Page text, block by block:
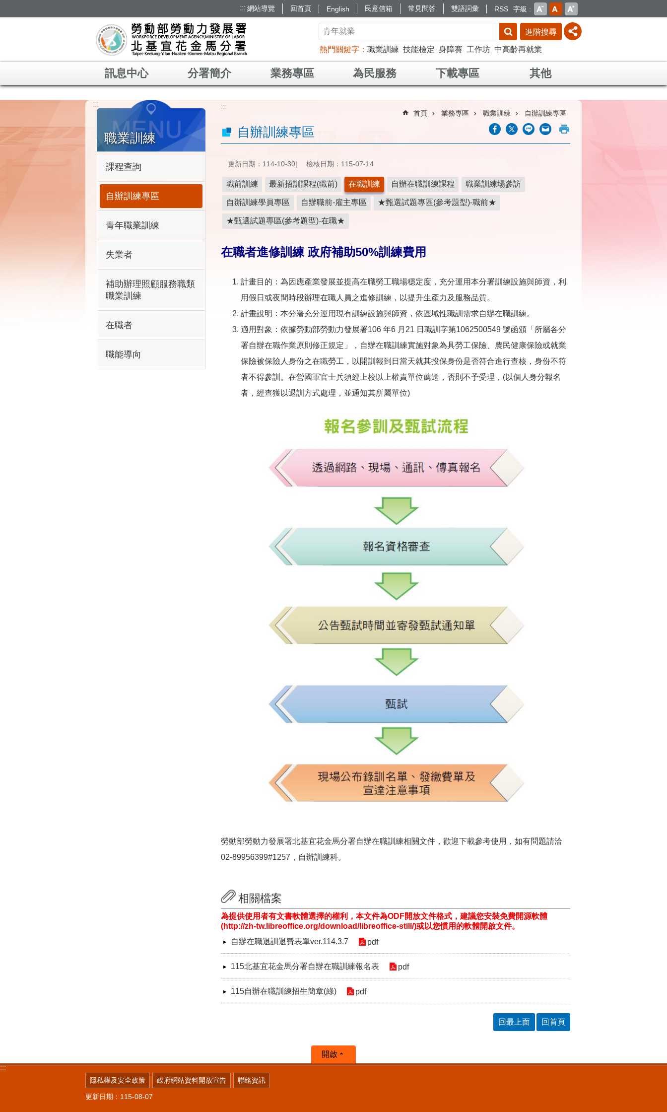
::: 網站導覽 回首頁 English 民意信箱 常見問答 雙語詞彙 RSS 字級
進階搜尋
熱門關鍵字 職業訓練 技能檢定 身障賽 工作坊 中高齡再就業
訊息中心 分署簡介 業務專區 為民服務 下載專區 其他
:::
職業訓練
課程查詢
自辦訓練專區
青年職業訓練
失業者
補助辦理照顧服務職類
職業訓練
在職者
職能導向
:::
首頁 業務專區 職業訓練 自辦訓練專區
自辦訓練專區
更新日期：114-10-30 檢核日期：115-07-14
職前訓練 最新招訓課程(職前) 在職訓練 自辦在職訓練課程 職業訓練場參訪
自辦訓練學員專區 自辦職前-雇主專區 ★甄選試題專區(參考題型)-職前★
★甄選試題專區(參考題型)-在職★
在職者進修訓練 政府補助50%訓練費用
計畫目的：為因應產業發展並提高在職勞工職場穩定度，充分運用本分署訓練設施與師資，利
用假日或夜間時段辦理在職人員之進修訓練，以提升生產力及服務品質。
計畫說明：本分署充分運用現有訓練設施與師資，依區域性職訓需求自辦在職訓練。
適用對象：依據勞動部勞動力發展署106 年6 月21 日職訓字第1062500549 號函頒「所屬各分
署自辦在職作業原則修正規定」，自辦在職訓練實施對象為具勞工保險、農民健康保險或就業
保險被保險人身份之在職勞工，以開訓報到日當天就其投保身份是否符合進行查核，身份不符
者不得參訓。在營國軍官士兵須經上校以上權責單位薦送，否則不予受理，(以個人身分報名
者，經查獲以退訓方式處理，並通知其所屬單位)
勞動部勞動力發展署北基宜花金馬分署自辦在職訓練相關文件，歡迎下載參考使用，如有問題請洽
02-89956399#1257，自辦訓練科。
相關檔案
為提供使用者有文書軟體選擇的權利，本文件為ODF開放文件格式，建議您安裝免費開源軟體
(http://zh-tw.libreoffice.org/download/libreoffice-still/)或以您慣用的軟體開啟文件。
自辦在職退訓退費表單ver.114.3.7
pdf
115北基宜花金馬分署自辦在職訓練報名表 pdf
115自辦在職訓練招生簡章(綠) pdf
回最上面 回首頁
:::
開啟
隱私權及安全政策 政府網站資料開放宣告 聯絡資訊
更新日期：115-08-07